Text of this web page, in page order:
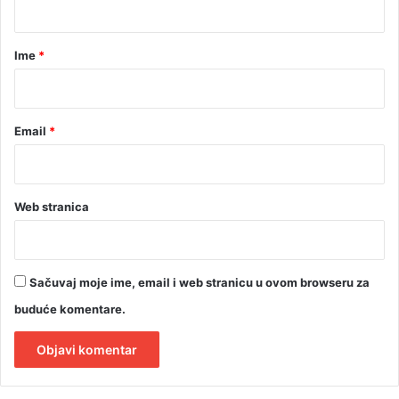
rIme *
Email *
Web stranica
Sačuvaj moje ime, email i web stranicu u ovom browseru za
buduće komentare.